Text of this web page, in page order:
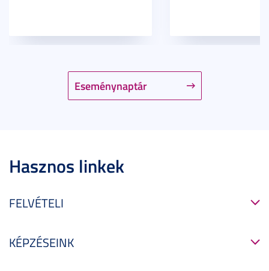
Eseménynaptár
Hasznos linkek
FELVÉTELI
KÉPZÉSEINK